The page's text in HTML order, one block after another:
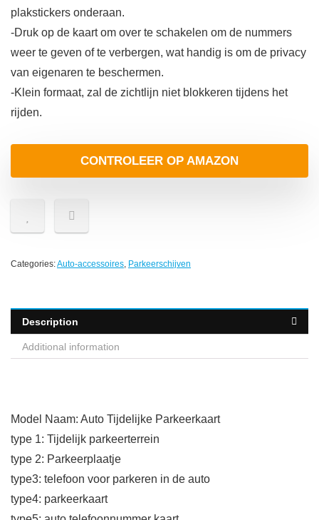
plakstickers onderaan.
-Druk op de kaart om over te schakelen om de nummers
weer te geven of te verbergen, wat handig is om de privacy
van eigenaren te beschermen.
-Klein formaat, zal de zichtlijn niet blokkeren tijdens het
rijden.
CONTROLEER OP AMAZON
Categories:Auto-accessoires, Parkeerschijven
Description
Additional information
Model Naam: Auto Tijdelijke Parkeerkaart
type 1: Tijdelijk parkeerterrein
type 2: Parkeerplaatje
type3: telefoon voor parkeren in de auto
type4: parkeerkaart